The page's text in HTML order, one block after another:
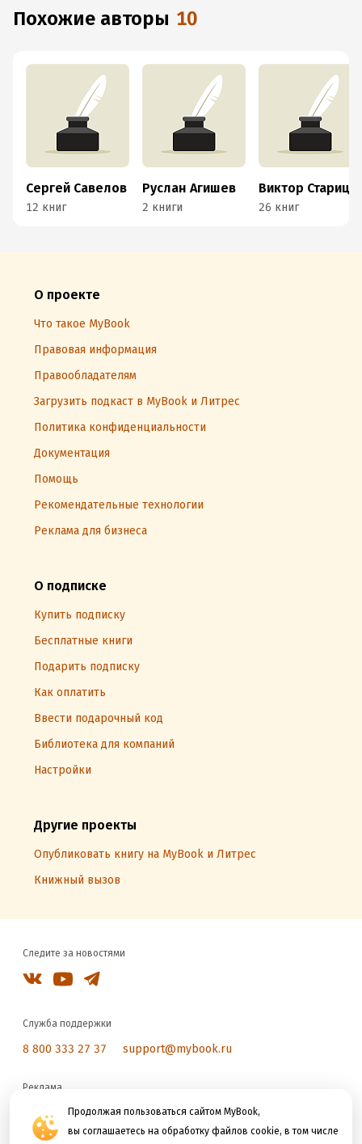
Продолжая пользоваться сайтом MyBook,
вы соглашаетесь на обработку файлов cookie, в том числе
Похожие авторы 10
Сергей Савелов
12 книг
Руслан Агишев
2 книги 26 книг
О проекте
Что такое MyBook
Правовая информация
Правообладателям
Загрузить подкаст в MyBook и Литрес
Политика конфиденциальности
Документация
Помощь
Рекомендательные технологии
Реклама для бизнеса
О подписке
Купить подписку
Бесплатные книги
Подарить подписку
Как оплатить
Ввести подарочный код
Библиотека для компаний
Настройки
Другие проекты
Опубликовать книгу на MyBook и Литрес
Книжный вызов
Следите за новостями
Служба поддержки
8 800 333 27 37 support@mybook.ru
Реклама
reklama@litres.ru